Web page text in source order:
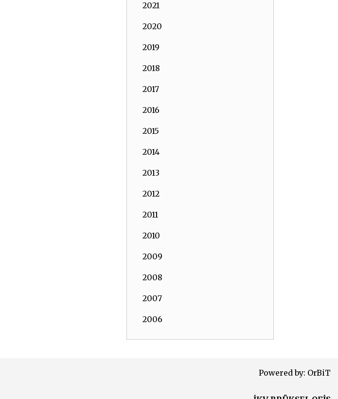
2021
2020
2019
2018
2017
2016
2015
2014
2013
2012
2011
2010
2009
2008
2007
2006
Powered by: OrBiT